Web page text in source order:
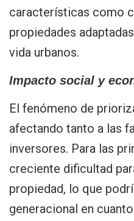
características como
propiedades
vida urbanos.
Impacto social y
El fenómeno de
afectando tanto a las
inversores. Para las
creciente dificultad
propiedad, lo que
generacional en